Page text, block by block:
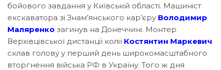
бойового завдання у Київській області. Машиніст
екскаватора зі Знам’янського кар’єру Володимир
Маляренко загинув на Донеччині. Монтер
Верхівцівської дистанції колії Костянтин Маркевич
склав голову у перший день широкомасштабного
вторгнення війська РФ в Україну. Того ж дня